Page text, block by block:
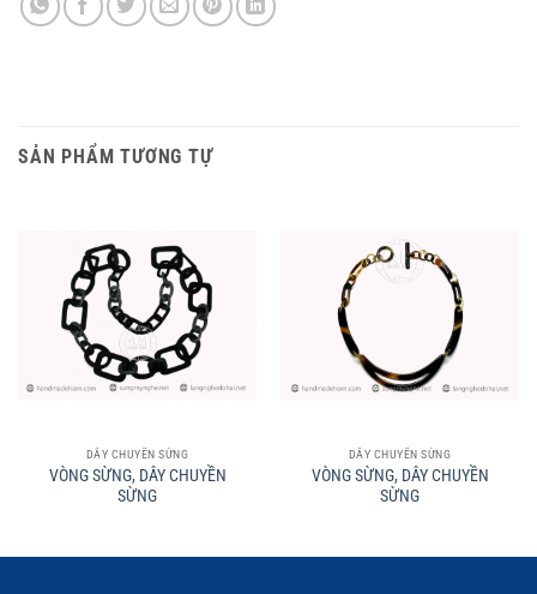
SẢN PHẨM TƯƠNG TỰ
DÂY CHUYỀN SỪNG
VÒNG SỪNG, DÂY CHUYỀN
SỪNG
DÂY CHUYỀN SỪNG
VÒNG SỪNG, DÂY CHUYỀN
SỪNG